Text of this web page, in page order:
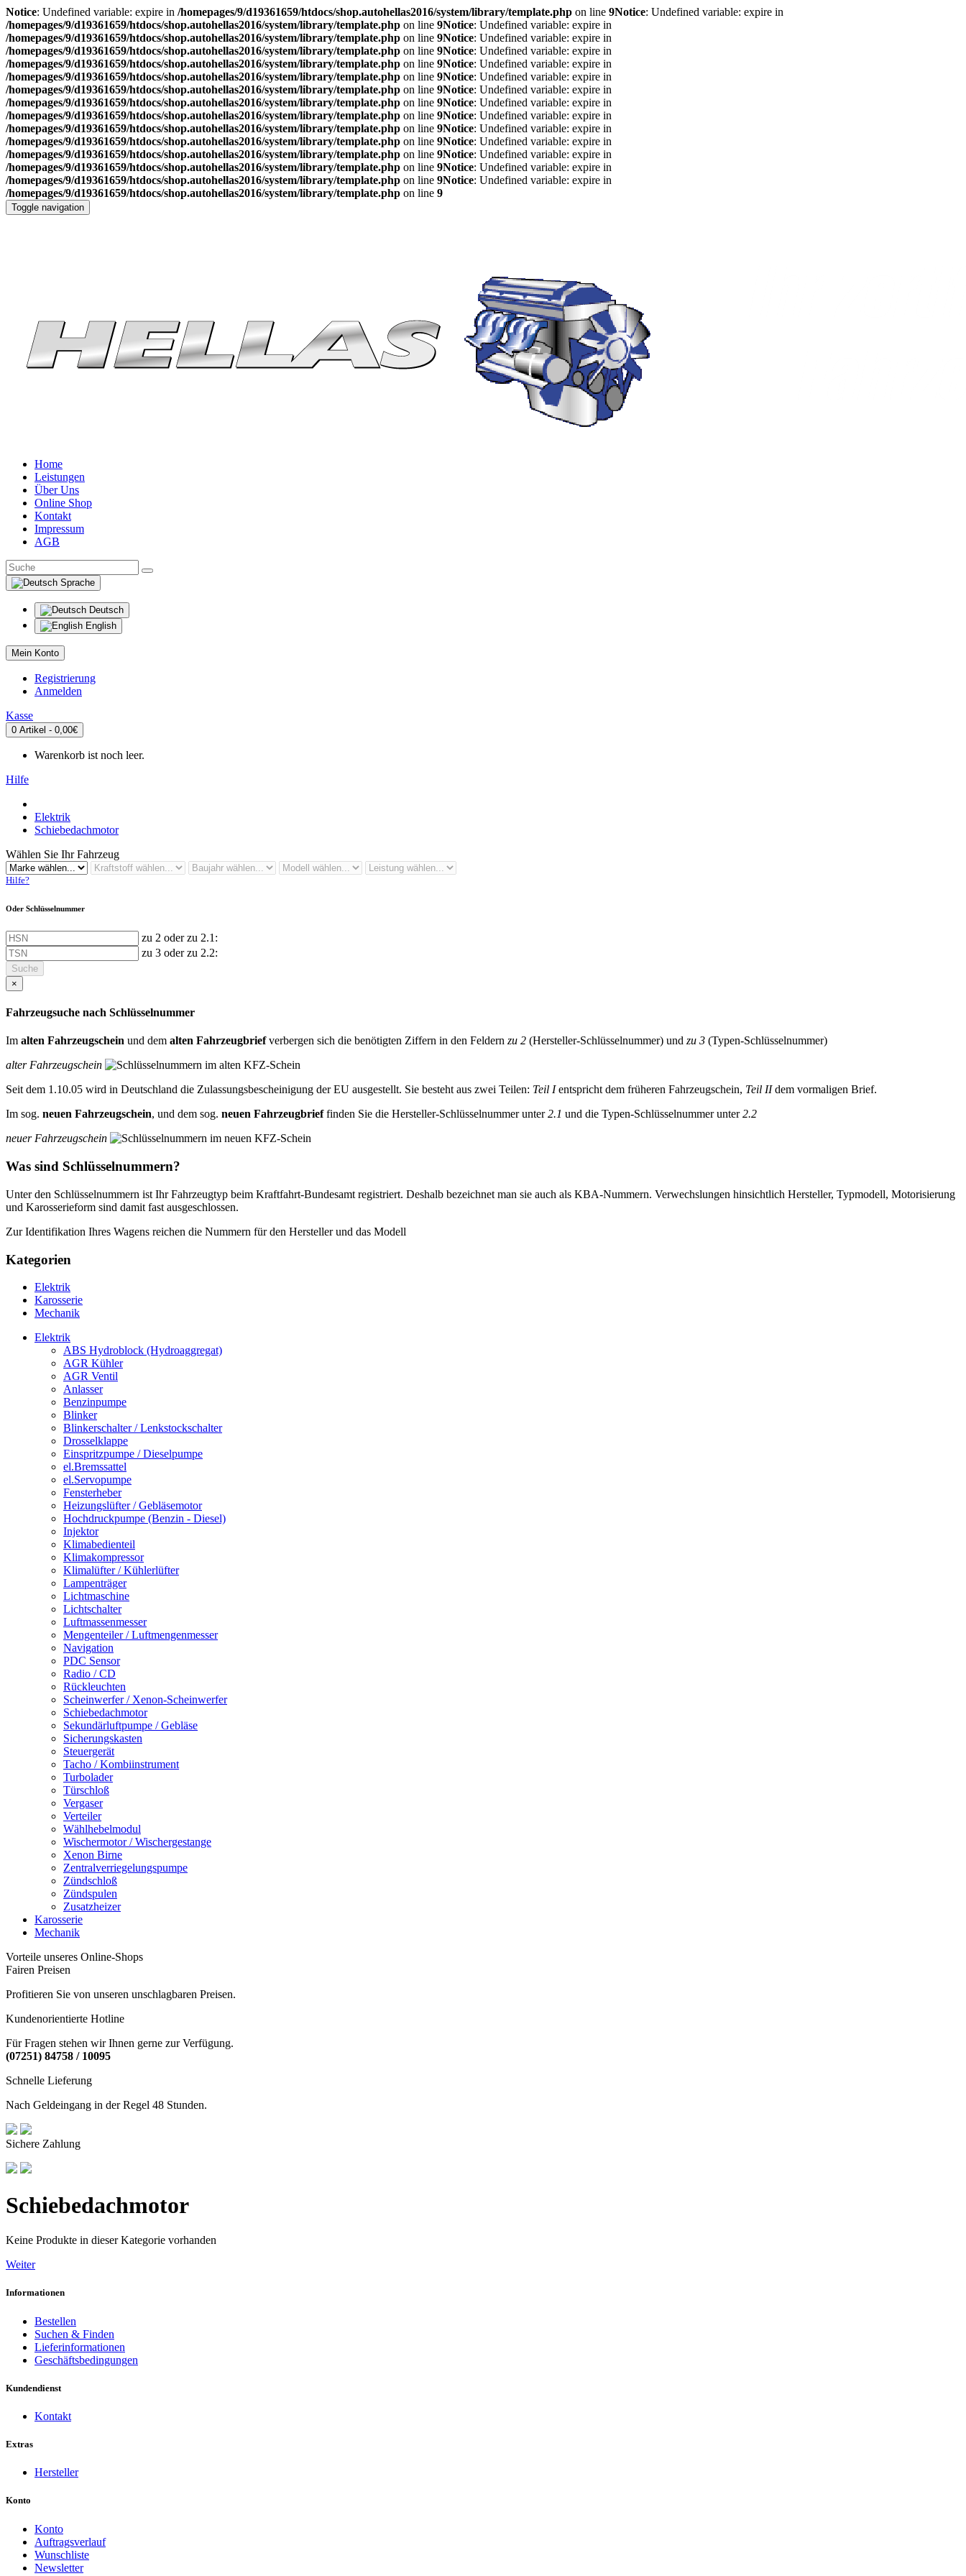
Notice: Undefined variable: expire in /homepages/9/d19361659/htdocs/shop.autohellas2016/system/library/template.php on line 9Notice: Undefined variable: expire in
/homepages/9/d19361659/htdocs/shop.autohellas2016/system/library/template.php on line 9Notice: Undefined variable: expire in
/homepages/9/d19361659/htdocs/shop.autohellas2016/system/library/template.php on line 9Notice: Undefined variable: expire in
/homepages/9/d19361659/htdocs/shop.autohellas2016/system/library/template.php on line 9Notice: Undefined variable: expire in
/homepages/9/d19361659/htdocs/shop.autohellas2016/system/library/template.php on line 9Notice: Undefined variable: expire in
/homepages/9/d19361659/htdocs/shop.autohellas2016/system/library/template.php on line 9Notice: Undefined variable: expire in
/homepages/9/d19361659/htdocs/shop.autohellas2016/system/library/template.php on line 9Notice: Undefined variable: expire in
/homepages/9/d19361659/htdocs/shop.autohellas2016/system/library/template.php on line 9Notice: Undefined variable: expire in
/homepages/9/d19361659/htdocs/shop.autohellas2016/system/library/template.php on line 9Notice: Undefined variable: expire in
/homepages/9/d19361659/htdocs/shop.autohellas2016/system/library/template.php on line 9Notice: Undefined variable: expire in
/homepages/9/d19361659/htdocs/shop.autohellas2016/system/library/template.php on line 9Notice: Undefined variable: expire in
/homepages/9/d19361659/htdocs/shop.autohellas2016/system/library/template.php on line 9Notice: Undefined variable: expire in
/homepages/9/d19361659/htdocs/shop.autohellas2016/system/library/template.php on line 9Notice: Undefined variable: expire in
/homepages/9/d19361659/htdocs/shop.autohellas2016/system/library/template.php on line 9Notice: Undefined variable: expire in
/homepages/9/d19361659/htdocs/shop.autohellas2016/system/library/template.php on line 9
Toggle navigation
Home
Leistungen
Über Uns
Online Shop
Kontakt
Impressum
AGB
Sprache
Deutsch
English
Mein Konto
Registrierung
Anmelden
Kasse
0 Artikel - 0,00€
Warenkorb ist noch leer.
Hilfe
Elektrik
Schiebedachmotor
Wählen Sie Ihr Fahrzeug
Hilfe?
Oder Schlüsselnummer
zu 2 oder zu 2.1:
zu 3 oder zu 2.2:
Suche
×
Fahrzeugsuche nach Schlüsselnummer
Im alten Fahrzeugschein und dem alten Fahrzeugbriefverbergen sich die benötigten Ziffern in den Feldern zu 2 (Hersteller-Schlüsselnummer) und zu 3 (Typen-Schlüsselnummer)
alter Fahrzeugschein
Seit dem 1.10.05 wird in Deutschland die Zulassungsbescheinigung der EU ausgestellt. Sie besteht aus zwei Teilen: Teil Ientspricht dem früheren Fahrzeugschein, Teil IIdem vormaligen Brief.
Im sog. neuen Fahrzeugschein, und dem sog. neuen Fahrzeugbrieffinden Sie die Hersteller-Schlüsselnummer unter2.1 und die Typen-Schlüsselnummer unter2.2
neuer Fahrzeugschein
Was sind Schlüsselnummern?
Unter den Schlüsselnummern ist Ihr Fahrzeugtyp beim Kraftfahrt-Bundesamt registriert. Deshalb bezeichnet man sie auch als KBA-Nummern. Verwechslungen hinsichtlich Hersteller, Typmodell, Motorisierung
und Karosserieform sind damit fast ausgeschlossen.
Zur Identifikation Ihres Wagens reichen die Nummern für den Hersteller und das Modell
Kategorien
Elektrik
Karosserie
Mechanik
Elektrik
ABS Hydroblock (Hydroaggregat)
AGR Kühler
AGR Ventil
Anlasser
Benzinpumpe
Blinker
Blinkerschalter / Lenkstockschalter
Drosselklappe
Einspritzpumpe / Dieselpumpe
el.Bremssattel
el.Servopumpe
Fensterheber
Heizungslüfter / Gebläsemotor
Hochdruckpumpe (Benzin - Diesel)
Injektor
Klimabedienteil
Klimakompressor
Klimalüfter / Kühlerlüfter
Lampenträger
Lichtmaschine
Lichtschalter
Luftmassenmesser
Mengenteiler / Luftmengenmesser
Navigation
PDC Sensor
Radio / CD
Rückleuchten
Scheinwerfer / Xenon-Scheinwerfer
Schiebedachmotor
Sekundärluftpumpe / Gebläse
Sicherungskasten
Steuergerät
Tacho / Kombiinstrument
Turbolader
Türschloß
Vergaser
Verteiler
Wählhebelmodul
Wischermotor / Wischergestange
Xenon Birne
Zentralverriegelungspumpe
Zündschloß
Zündspulen
Zusatzheizer
Karosserie
Mechanik
Vorteile unseres Online-Shops
Fairen Preisen
Profitieren Sie von unseren unschlagbaren Preisen.
Kundenorientierte Hotline
Für Fragen stehen wir Ihnen gerne zur Verfügung.
(07251) 84758 / 10095
Schnelle Lieferung
Nach Geldeingang in der Regel 48 Stunden.
Sichere Zahlung
Schiebedachmotor
Keine Produkte in dieser Kategorie vorhanden
Weiter
Informationen
Bestellen
Suchen & Finden
Lieferinformationen
Geschäftsbedingungen
Kundendienst
Kontakt
Extras
Hersteller
Konto
Konto
Auftragsverlauf
Wunschliste
Newsletter